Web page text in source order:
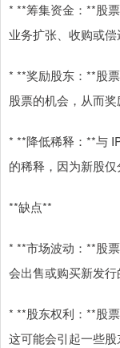
* **筹集资金：**股
业务扩张、收购或偿
* **奖励股东：**股
股票的机会，从而奖
* **降低稀释：**与
的稀释，因为新股仅
**缺点**
* **市场波动：**股
会出售或购买新发行
* **股东权利：**股
这可能会引起一些股